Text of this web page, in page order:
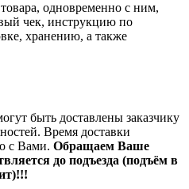
одновременно с ним,
чек, инструкцию по
хранению, а также
быть доставлены заказчику
Время доставки
с Вами. Обращаем Ваше
до подъезда (подъём в